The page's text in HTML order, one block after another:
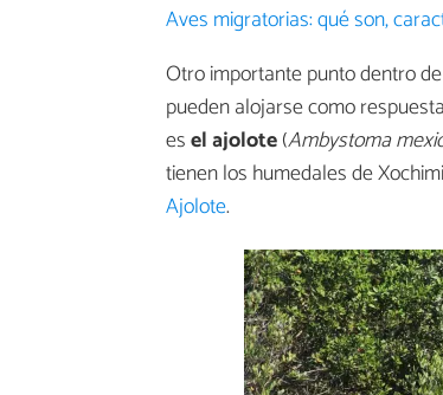
Aves migratorias: qué son,
Otro importante punto dentro
pueden alojarse como
esel ajolote(Ambystoma
tienen los humedales de
Ajolote.